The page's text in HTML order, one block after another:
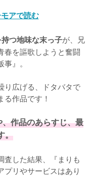
アで読む
つ地味な末っ子が、兄
春を謳歌しようと奮闘
』。
り広げる、ドタバタで
作品です！
作品のあらすじ、最
。
査した結果、『まりも
プリやサービスはあり